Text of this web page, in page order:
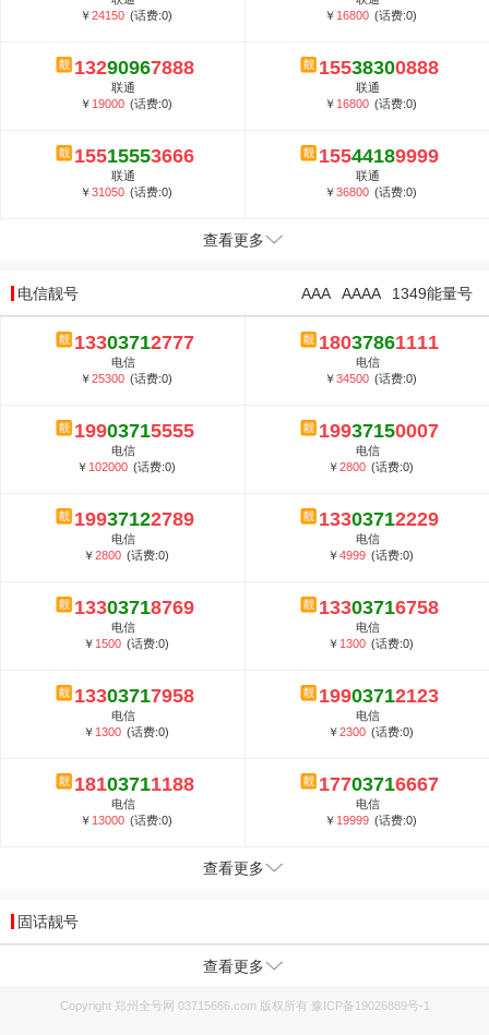
￥24150 (话费:0)
￥ 16800 (话费:0)
13290967888
联通
￥ 19000 (话费:0)
15538300888
联通
￥ 16800 (话费:0)
15515553666
联通
￥31050 (话费:0)
15544189999
联通
￥36800 (话费:0)
查看更多
电信靓号 1349能量号
AAAA
AAA
13303712777
电信
￥25300 (话费:0)
18037861111
电信
￥34500 (话费:0)
19903715555
电信
￥ 102000 (话费:0)
19937150007
电信
￥2800 (话费:0)
19937122789
电信
￥2800 (话费:0)
13303712229
电信
￥4999 (话费:0)
13303718769
电信
￥ 1500 (话费:0)
13303716758
电信
￥ 1300 (话费:0)
13303717958
电信
￥ 1300 (话费:0)
19903712123
电信
￥2300 (话费:0)
18103711188
电信
￥ 13000 (话费:0)
17703716667
电信
￥ 19999 (话费:0)
查看更多
固话靓号
查看更多
Copyright 郑州全号网 03715666.com 版权所有 豫ICP备19026889号-1